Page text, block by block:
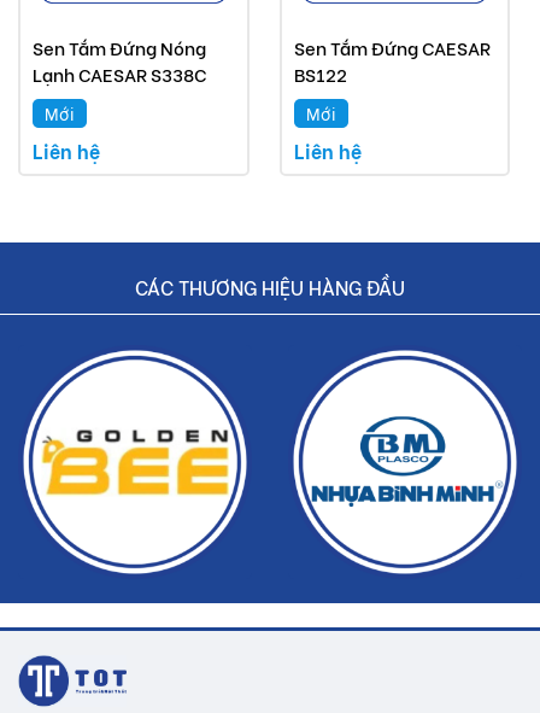
Sen Tắm Đứng Nóng
Lạnh CAESAR S338C
Mới
Liên hệ
Sen Tắm Đứng CAESAR
BS122
Mới
Liên hệ
CÁC THƯƠNG HIỆU HÀNG ĐẦU